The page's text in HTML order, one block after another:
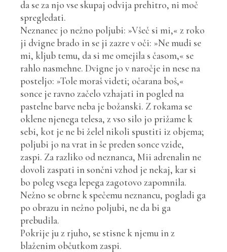
da se za njo vse skupaj odvija prehitro, ni moč
spregledati.
Neznanec jo nežno poljubi: »Všeč si mi,« z roko
ji dvigne brado in se ji zazre v oči: »Ne mudi se
mi, kljub temu, da si me omejila s časom,« se
rahlo nasmehne. Dvigne jo v naročje in nese na
posteljo: »Tole moraš videti; očarana boš,«
sonce je ravno začelo vzhajati in pogled na
pastelne barve neba je božanski. Z rokama se
oklene njenega telesa, z vso silo jo prižame k
sebi, kot je ne bi želel nikoli spustiti iz objema;
poljubi jo na vrat in še preden sonce vzide,
zaspi. Za razliko od neznanca, Mii adrenalin ne
dovoli zaspati in sončni vzhod je nekaj, kar si
bo poleg vsega lepega zagotovo zapomnila.
Nežno se obrne k spečemu neznancu, pogladi ga
po obrazu in nežno poljubi, ne da bi ga
prebudila.
Pokrije ju z rjuho, se stisne k njemu in z
blaženim občutkom zaspi.